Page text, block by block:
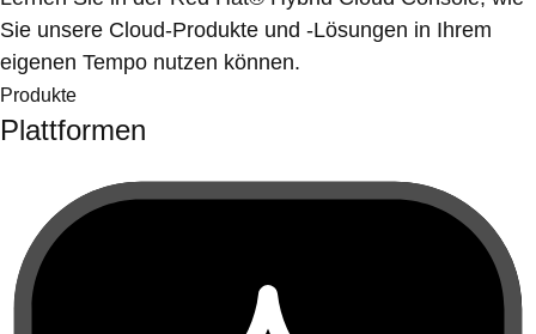
Sie unsere Cloud-Produkte und -Lösungen in Ihrem
eigenen Tempo nutzen können.
Produkte
Plattformen